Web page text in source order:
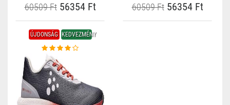
60509 Ft56354 Ft 60509 Ft56354 Ft
ÚJDONSÁG KEDVEZMÉNY